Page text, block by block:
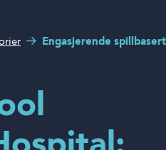
Engasjerende